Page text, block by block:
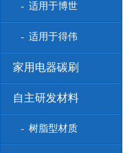
- 适用于博世
- 适用于得伟
家用电器碳刷
自主研发材料
- 树脂型材质